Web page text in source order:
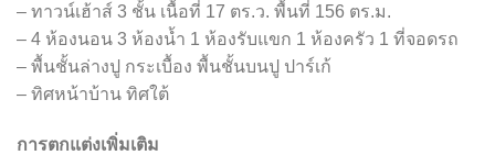
– ทาวน์เฮ้าส์ 3 ชั้น เนื้อที่ 17 ตร.ว. พื้นที่ 156 ตร.ม.
– 4 ห้องนอน 3 ห้องน้ำ 1 ห้องรับแขก 1 ห้องครัว 1 ที่จอดรถ
– พื้นชั้นล่างปู กระเบื้อง พื้นชั้นบนปู ปาร์เก้
– ทิศหน้าบ้าน ทิศใต้
การตกแต่งเพิ่มเติม